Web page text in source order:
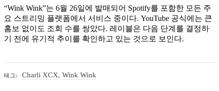
“Wink Wink”는 6월 26일에 발매되어 Spotify를 포함한 모든 주
요 스트리밍 플랫폼에서 서비스 중이다. YouTube 공식에는 큰
홈보 없이도 조회 수를 쌍았다. 레이블은 다음 단계를 결정하
기 전에 유기적 추이를 확인하고 있는 것으로 보인다.
태그: Charli XCX,Wink Wink